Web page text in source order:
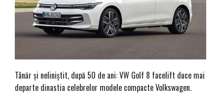
Tânăr și neliniștit, după 50 de ani: VW Golf 8 facelift duce mai
departe dinastia celebrelor modele compacte Volkswagen.